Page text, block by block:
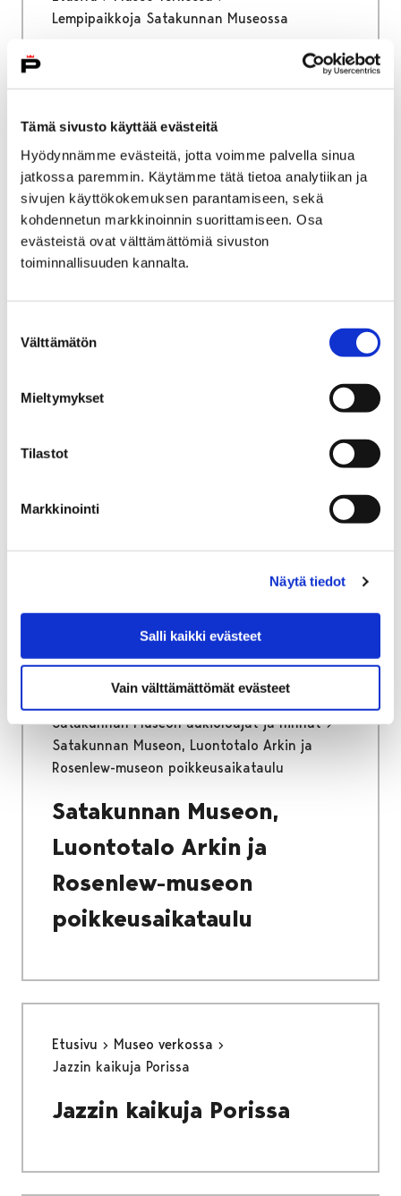
Tämä sivusto käyttää evästeitä
Hyödynnämme evästeitä, jotta voimme palvella sinua
jatkossa paremmin. Käytämme tätä tietoa analytiikan ja
sivujen käyttökokemuksen parantamiseen, sekä
kohdennetun markkinoinnin suorittamiseen. Osa
evästeistä ovat välttämättömiä sivuston
toiminnallisuuden kannalta.
valinta
Välttämätön
Mieltymykset
Tilastot
Markkinointi
Näytä tiedot
Salli kaikki evästeet
Vain välttämättömät evästeet
Lempipaikkoja Satakunnan Museossa
Lempipaikkoja Satakunnan
Museossa
Etusivu
Museo verkossa
Kierros Porin teollisuusmaisemassa
Etusivu
Satakunnan Museon aukioloajat ja hinnat
Satakunnan Museon, Luontotalo Arkin ja
Rosenlew-museon poikkeusaikataulu
Satakunnan Museon,
Luontotalo Arkin ja
Rosenlew-museon
poikkeusaikataulu
Etusivu
Museo verkossa
Jazzin kaikuja Porissa
Jazzin kaikuja Porissa